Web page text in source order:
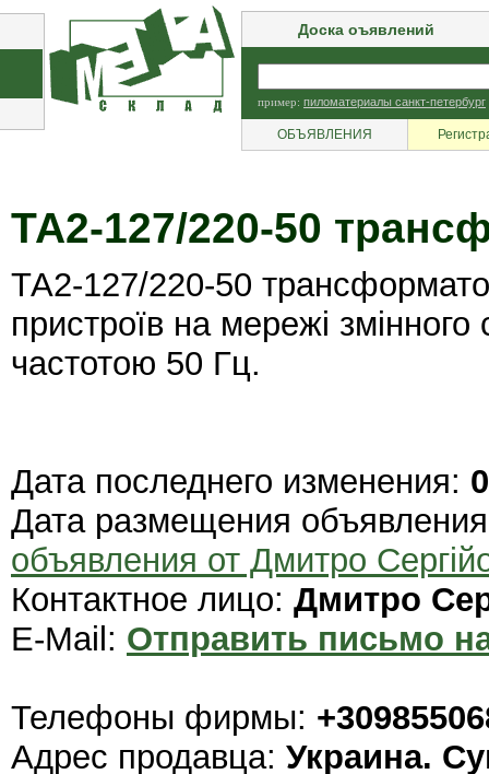
Доска оъявлений
пример: пиломатериалы санкт-петербург
ОБЪЯВЛЕНИЯ
ТА2-127/220-50
ТА2-127/220-50
пристроїв на мережі
частотою 50 Гц.
Дата последнего изменения:
Дата размещения
объявления от Дмитро
Контактное лицо: Дмитро
E-Mail: Отправить письмо
Телефоны фирмы:
Адрес продавца: Украина.